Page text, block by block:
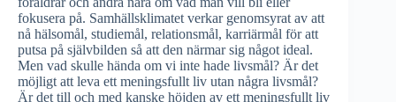
fokusera på. Samhällsklimatet verkar genomsyrat av att
nå hälsomål, studiemål, relationsmål, karriärmål för att
putsa på självbilden så att den närmar sig något ideal.
Men vad skulle hända om vi inte hade livsmål? Är det
möjligt att leva ett meningsfullt liv utan några livsmål?
Är det till och med kanske höjden av ett meningsfullt liv